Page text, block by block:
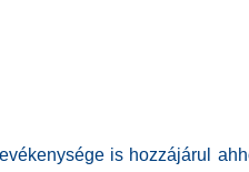
is hozzájárul